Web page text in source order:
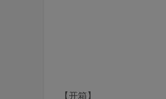
【开箱】